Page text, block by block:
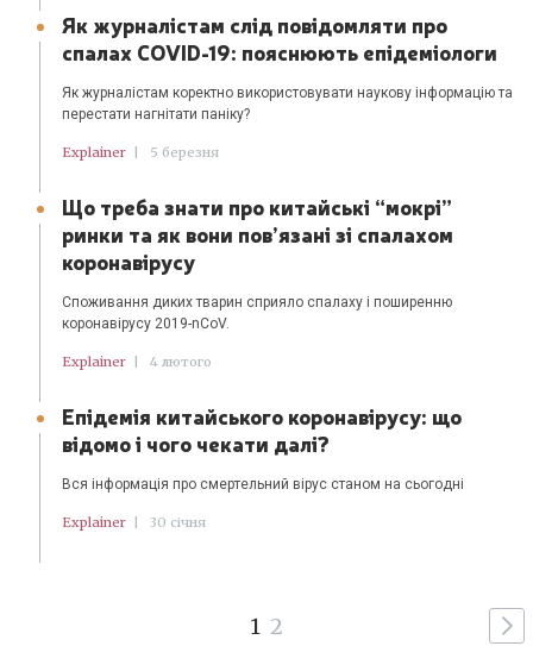
Як журналістам слід повідомляти про
спалах COVID-19: пояснюють епідеміологи
Як журналістам коректно використовувати наукову інформацію та
перестати нагнітати паніку?
Explainer 5 березня
Що треба знати про китайськi “мокрi”
ринки та як вони пов’язанi зi спалахом
коронавiрусу
Споживання диких тварин сприяло спалаху і поширенню
коронавірусу 2019-nCoV.
Explainer 4 лютого
Епідемія китайського коронавірусу: що
відомо і чого чекати далі?
Вся інформація про смертельний вірус станом на сьогодні
Explainer 30 січня
1 2